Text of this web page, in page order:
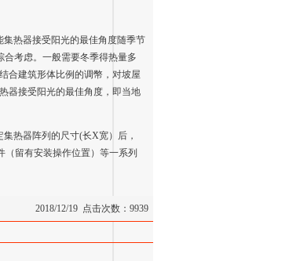
集热器接受 阳光的最佳角度随季节
合考虑。一般需要冬季得热量多
结合建筑形体比例的调幣 ， 对坡屋
器接受阳光的最佳角度，即当地
集热器阵列的尺寸(长X宽）后，
（ 留有安装操作位置）等一系列
2018/12/19 点击次数：9939